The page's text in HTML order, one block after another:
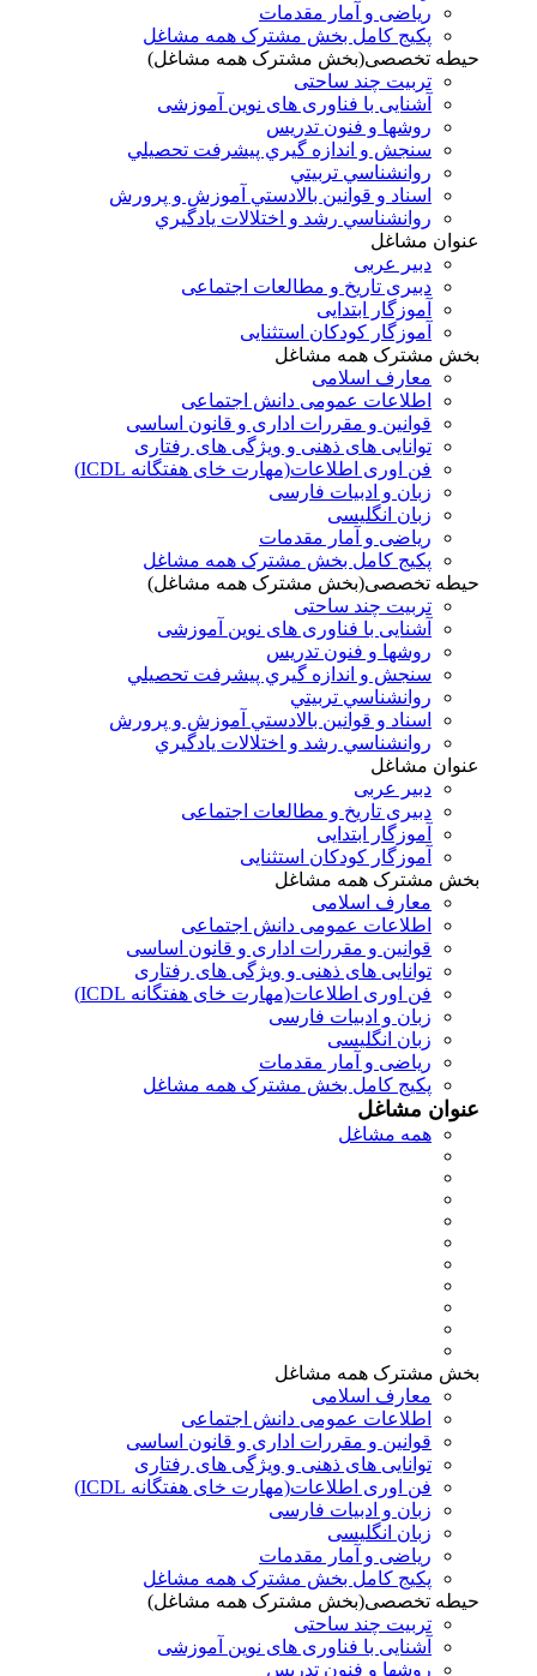
ریاضی و آمار مقدمات
پکیج کامل بخش مشترک همه مشاغل
حیطه تخصصی(بخش مشترک همه مشاغل)
تربیت چند ساحتی
آشنایی با فناوری های نوین آموزشی
روشها و فنون تدريس
سنجش و اندازه گيري پيشرفت تحصيلي
روانشناسي تربيتي
اسناد و قوانين بالادستي آموزش و پرورش
روانشناسي رشد و اختلالات يادگيري
عنوان مشاغل
دبير عربی
دبیری تاریخ و مطالعات اجتماعی
آموزگار ابتدایی
آموزگار کودکان استثنایی
بخش مشترک همه مشاغل
معارف اسلامی
اطلاعات عمومی دانش اجتماعی
قوانین و مقررات اداری و قانون اساسی
توانایی های ذهنی و ویژگی های رفتاری
فن اوری اطلاعات(مهارت خای هفتگانه ICDL)
زبان و ادبیات فارسی
زبان انگلیسی
ریاضی و آمار مقدمات
پکیج کامل بخش مشترک همه مشاغل
حیطه تخصصی(بخش مشترک همه مشاغل)
تربیت چند ساحتی
آشنایی با فناوری های نوین آموزشی
روشها و فنون تدريس
سنجش و اندازه گيري پيشرفت تحصيلي
روانشناسي تربيتي
اسناد و قوانين بالادستي آموزش و پرورش
روانشناسي رشد و اختلالات يادگيري
عنوان مشاغل
دبير عربی
دبیری تاریخ و مطالعات اجتماعی
آموزگار ابتدایی
آموزگار کودکان استثنایی
بخش مشترک همه مشاغل
معارف اسلامی
اطلاعات عمومی دانش اجتماعی
قوانین و مقررات اداری و قانون اساسی
توانایی های ذهنی و ویژگی های رفتاری
فن اوری اطلاعات(مهارت خای هفتگانه ICDL)
زبان و ادبیات فارسی
زبان انگلیسی
ریاضی و آمار مقدمات
پکیج کامل بخش مشترک همه مشاغل
عنوان مشاغل
همه مشاغل
بخش مشترک همه مشاغل
معارف اسلامی
اطلاعات عمومی دانش اجتماعی
قوانین و مقررات اداری و قانون اساسی
توانایی های ذهنی و ویژگی های رفتاری
فن اوری اطلاعات(مهارت خای هفتگانه ICDL)
زبان و ادبیات فارسی
زبان انگلیسی
ریاضی و آمار مقدمات
پکیج کامل بخش مشترک همه مشاغل
حیطه تخصصی(بخش مشترک همه مشاغل)
تربیت چند ساحتی
آشنایی با فناوری های نوین آموزشی
روشها و فنون تدريس